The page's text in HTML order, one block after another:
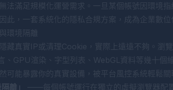
法滿足規模化運營需求。一旦某個帳號因環境
此，一套系統化的隱私合規方案，成為企業數位
環境隔離
藏真實IP或清理Cookie，實際上遠遠不夠。瀏
、GPU渲染、字型列表、WebGL資料等幾十個
可能暴露你的真實設備，被平台風控系統輕鬆關
離」
——每個帳號運行在獨立的虛擬瀏覽器配